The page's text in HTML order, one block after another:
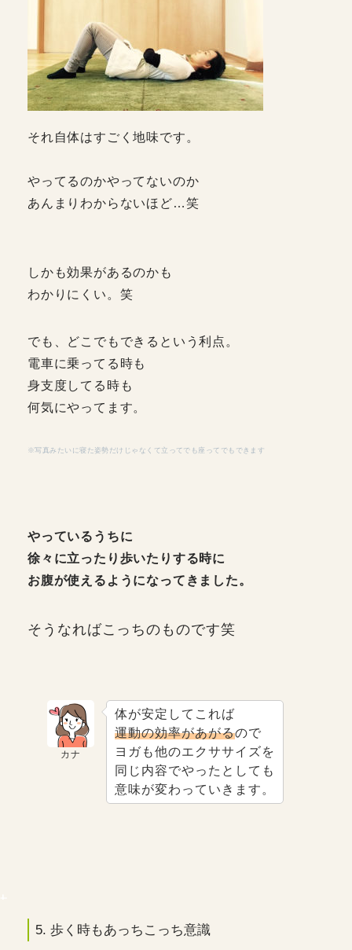
それ自体はすごく地味です。
やってるのかやってないのか
あんまりわからないほど…笑
しかも効果があるのかも
わかりにくい。笑
でも、どこでもできるという利点。
電車に乗ってる時も
身支度してる時も
何気にやってます。
※写真みたいに寝た姿勢だけじゃなくて立ってでも座ってでもできます
やっているうちに
徐々に立ったり歩いたりする時に
お腹が使えるようになってきました。
そうなればこっちのものです笑
カナ
体が安定してこれば
運動の効率があがるので
ヨガも他のエクササイズを
同じ内容でやったとしても
意味が変わっていきます。
5. 歩く時もあっちこっち意識